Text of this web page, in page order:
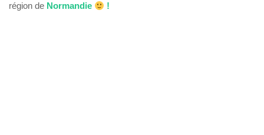
région de Normandie !